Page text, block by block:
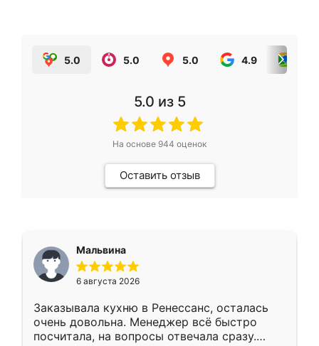
5.0 5.0 5.0 4.9
5.0 из 5
На основе 944 оценок
Оставить отзыв
Мальвина
6 августа 2026
Заказывала кухню в Ренессанс, осталась
очень довольна. Менеджер всё быстро
посчитала, на вопросы отвечала сразу.